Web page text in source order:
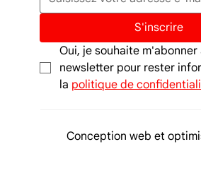
Conception web et
S'inscrire
Oui, je souhaite m'abonner
newsletter pour rester
la politique de